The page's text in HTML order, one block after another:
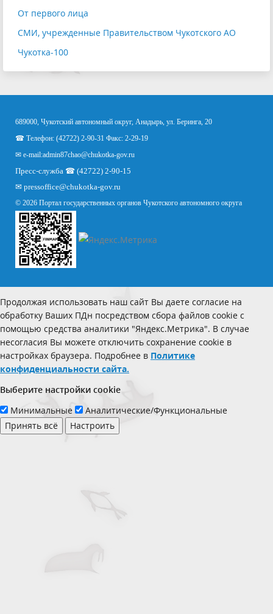
От первого лица
СМИ, учрежденные Правительством Чукотского АО
Чукотка-100
689000, Чукотский автономный округ, Анадырь, ул. Беринга, 20
☎ Телефон: (42722) 2-90-31 Факс: 2-29-19
✉ e-mail:admin87chao@chukotka-gov.ru
Пресс-служба ☎ (42722) 2-90-15
✉ pressoffice@chukotka-gov.ru
© 2026 Портал государственных органов Чукотского автономного округа
Продолжая использовать наш сайт Вы даете согласие на
обработку Ваших ПДн посредством сбора файлов cookie с
помощью средства аналитики "Яндекс.Метрика". В случае
несогласия Вы можете отключить сохранение cookie в
настройках браузера. Подробнее в Политике
конфиденциальности сайта.
Выберите настройки cookie
Минимальные
Аналитические/Функциональные
Принять всё
Настроить